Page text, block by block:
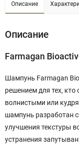
Описание
Описание
Farmagan
Шампунь Farmagan
решением для тех,
волнистыми или
шампунь разработан
улучшения текстуры
устранения